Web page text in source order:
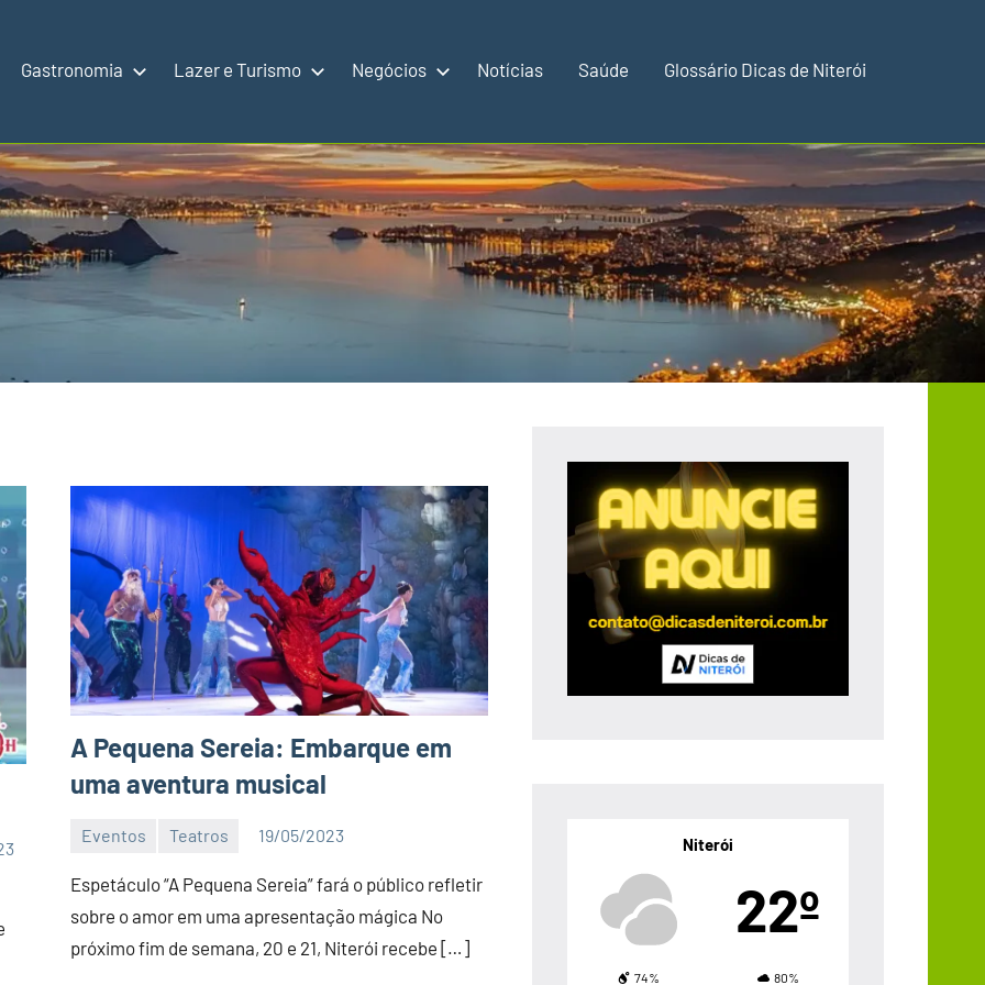
Gastronomia Lazer e Turismo Negócios Notícias Saúde Glossário Dicas de Niterói
A Pequena Sereia: Embarque em
uma aventura musical
Eventos Teatros 19/05/2023
D
Nit
Espetáculo “A Pequena Sereia” fará o público refletir
sobre o amor em uma apresentação mágica No
próximo fim de semana, 20 e 21, Niterói recebe […]
Niterói
22º
74% 80%